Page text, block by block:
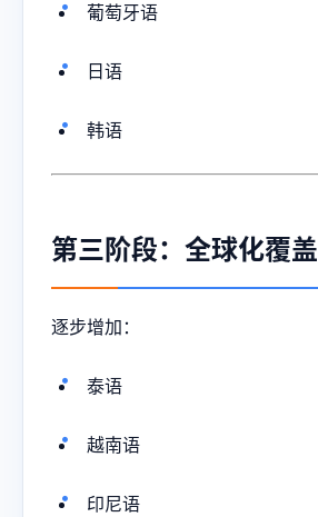
葡萄牙语
日语
韩语
第三阶段：全球化覆盖
逐步增加：
泰语
越南语
印尼语